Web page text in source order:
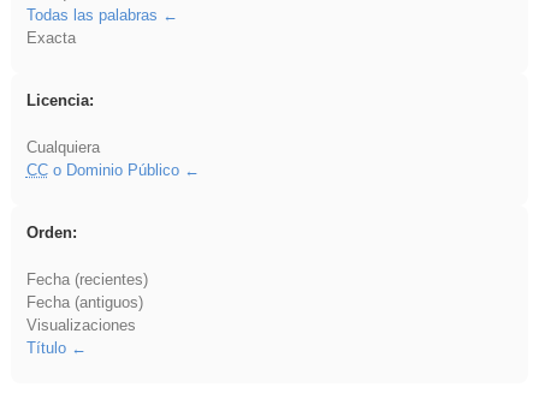
Todas las palabras
Exacta
Licencia:
Cualquiera
CCo Dominio Público
Orden:
Fecha (recientes)
Fecha (antiguos)
Visualizaciones
Título